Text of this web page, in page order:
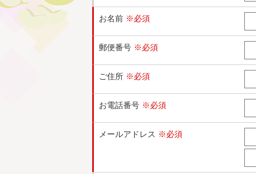
お名前 ※必須
郵便番号 ※必須
ご住所 ※必須
お電話番号 ※必須
メールアドレス ※必須